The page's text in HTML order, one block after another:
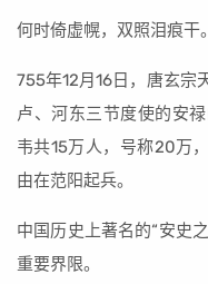
何时倚虚幌，双照泪痕干。
755年12月16日，唐玄宗
卢、河东三节度使的安
韦共15万人，号称20万
由在范阳起兵。
中国历史上著名的“安史
重要界限。